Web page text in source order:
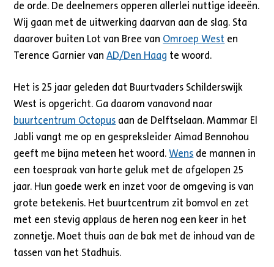
de orde. De deelnemers opperen allerlei nuttige ideeën.
Wij gaan met de uitwerking daarvan aan de slag. Sta
daarover buiten Lot van Bree van Omroep West en
Terence Garnier vanAD/Den Haag te woord.
Het is 25 jaar geleden dat Buurtvaders Schilderswijk
West is opgericht. Ga daarom vanavond naar
buurtcentrum Octopus aan de Delftselaan. Mammar El
Jabli vangt me op en gespreksleider Aimad Bennohou
geeft me bijna meteen het woord.Wens de mannen in
een toespraak van harte geluk met de afgelopen 25
jaar. Hun goede werk en inzet voor de omgeving is van
grote betekenis. Het buurtcentrum zit bomvol en zet
met een stevig applaus de heren nog een keer in het
zonnetje. Moet thuis aan de bak met de inhoud van de
tassen van het Stadhuis.